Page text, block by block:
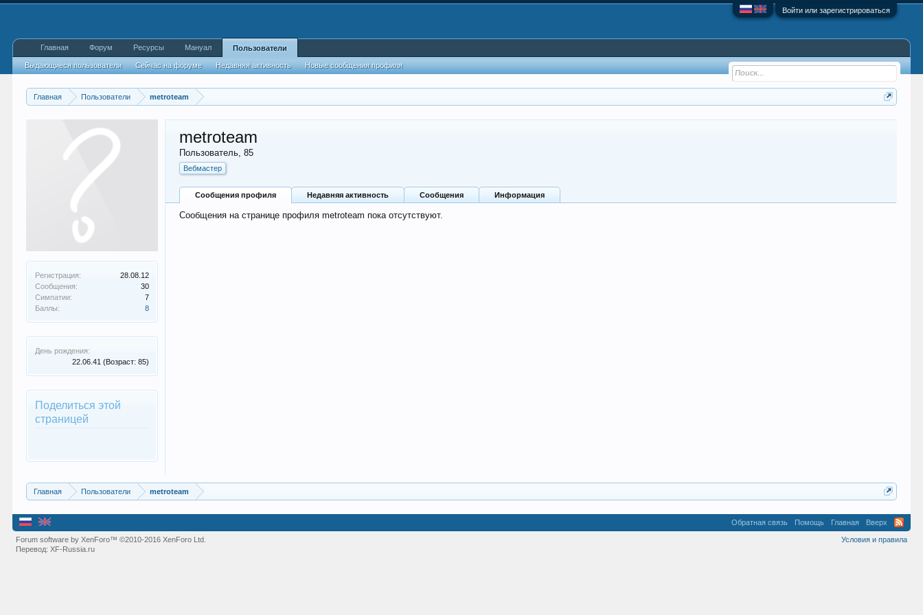
Войти или зарегистрироваться
Главная Пользователи metroteam
Регистрация:
28.08.12
Сообщения:
30
Симпатии:
7
Баллы:
8
День рождения:
22.06.41 (Возраст: 85)
Поделиться этой
страницей
metroteam
Пользователь, 85
Вебмастер
Сообщения профиля Недавняя активность Сообщения Информация
Сообщения на странице профиля metroteam пока отсутствуют.
Главная Пользователи metroteam
Главная Форум Ресурсы Мануал Пользователи
Выдающиеся пользователи Сейчас на форуме Недавняя активность Новые сообщения профиля
Обратная связь Помощь Главная Вверх
Условия и правила
Forum software by XenForo™©2010-2016 XenForo Ltd.
Перевод:XF-Russia.ru